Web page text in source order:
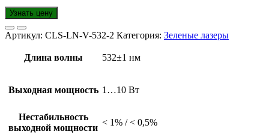
Узнать цену
Артикул: CLS-LN-V-532-2 Категория: Зеленые лазеры
Длина волны 532±1 нм
Выходная мощность 1…10 Вт
Нестабильность
выходной мощности
< 1% / < 0,5%